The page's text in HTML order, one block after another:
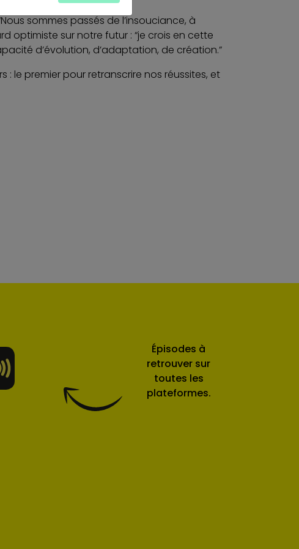
sommes passés de l’insouciance, à
optimiste sur notre futur : “je crois en cette
d’évolution, d’adaptation, de création.”
le premier pour retranscrire nos réussites, et
Épisodes à
retrouver sur
toutes les
plateformes.